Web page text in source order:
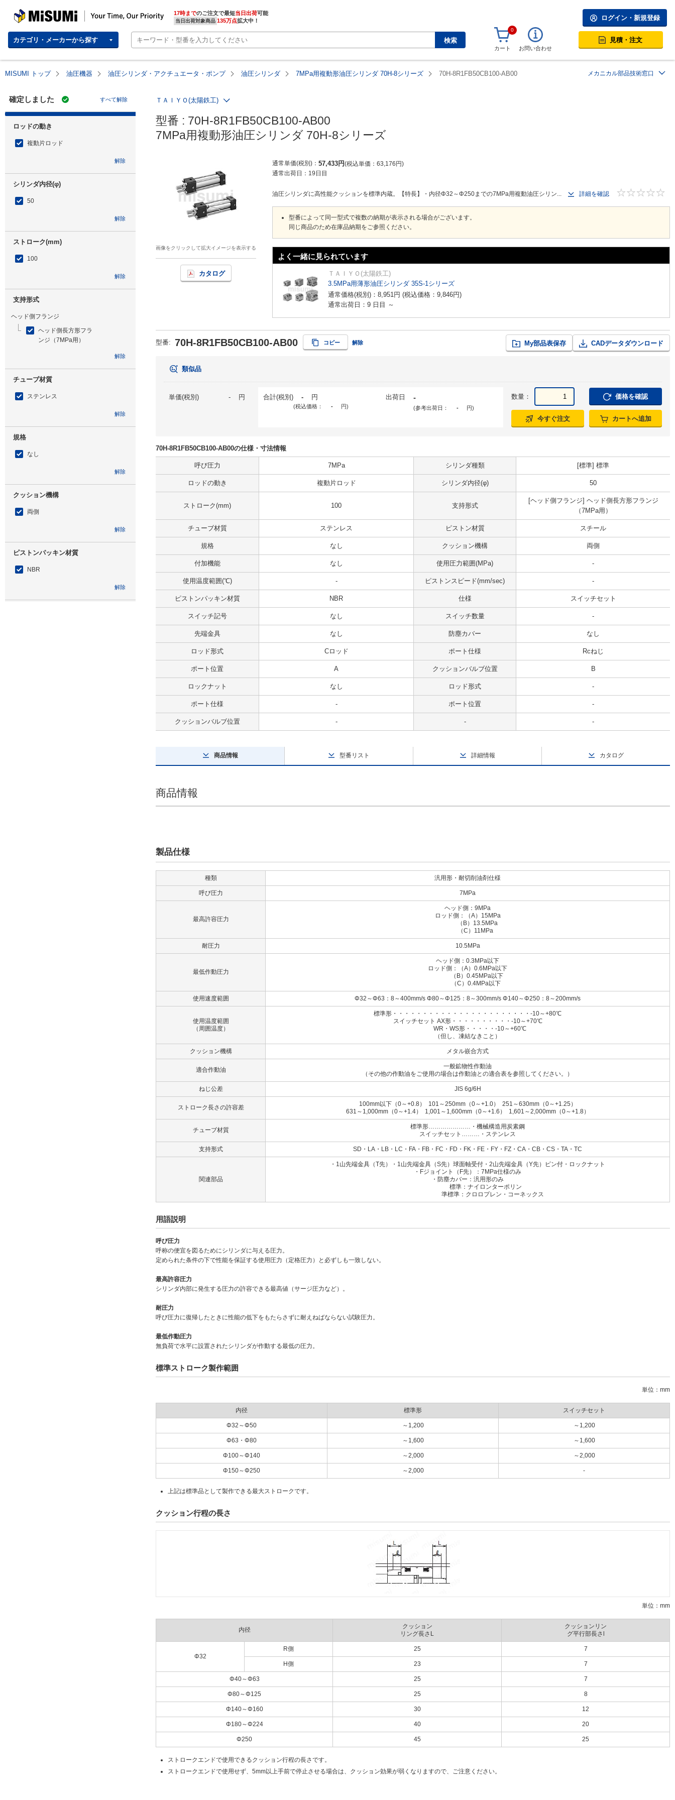
MISUMI | Your Time, Our Priority 17時までのご注文で最短当日出荷
当日出荷対象商品 135万点拡大中！
カテゴリ・メーカーから探す 検索
ログイン・新規登録
0
カート お問い合わせ
見積・注文
MISUMI トップ 油圧機器 油圧シリンダ・アクチュエータ・ポンプ 油圧シリンダ 7MPa用複動形油圧シリンダ 70H-8シリーズ 70H-8R1FB50CB100-AB00 メカニカル部品技術窓口
確定しました すべて解除
ロッドの動き
複動片ロッド
解除
シリンダ内径(φ)
50
解除
ストローク(mm)
100
解除
支持形式
ヘッド側フランジ
ヘッド側長方形フラ
ンジ（7MPa用）
解除
チューブ材質
ステンレス
解除
規格
なし
解除
クッション機構
両側
解除
ピストンパッキン材質
NBR
解除
ＴＡＩＹＯ(太陽鉄工)
型番 : 70H-8R1FB50CB100-AB00
7MPa用複動形油圧シリンダ 70H-8シリーズ
画像をクリックして拡大イメージを表示する
カタログ
通常単価(税別) 57,433円 税込単価 63,176円
通常出荷日： 19日目
油圧シリンダに高性能クッションを標準内蔵。【特長】・内径Φ32～Φ250までの7MPa用複動油圧シリン... 詳細を確認
型番によって同一型式で複数の納期が表示される場合がございます。
同じ商品のため在庫品納期をご参照ください。
よく一緒に見られています
ＴＡＩＹＯ(太陽鉄工)
3.5MPa用薄形油圧シリンダ 35S-1シリーズ
通常価格(税別)： 8,951円 (税込価格： 9,846円)
通常出荷日：9 日目 ～
型番: 70H-8R1FB50CB100-AB00 コピー 解除 My部品表保存 CADデータダウンロード
類似品
単価(税別) - 円 合計(税別) - 円
(税込価格： - 円)
出荷日 -
(参考出荷日： - 円)
数量： 価格を確認
今すぐ注文 カートへ追加
70H-8R1FB50CB100-AB00の仕様・寸法情報
呼び圧力 7MPa シリンダ種類 [標準] 標準
ロッドの動き 複動片ロッド シリンダ内径(φ) 50
ストローク(mm) 100 支持形式
[ヘッド側フランジ] ヘッド側長方形フランジ
（7MPa用）
チューブ材質 ステンレス ピストン材質 スチール
規格 なし クッション機構 両側
付加機能 なし 使用圧力範囲(MPa) -
使用温度範囲(℃) - ピストンスピード(mm/sec) -
ピストンパッキン材質 NBR 仕様 スイッチセット
スイッチ記号 なし スイッチ数量 -
先端金具 なし 防塵カバー なし
ロッド形式 Cロッド ポート仕様 Rcねじ
ポート位置 A クッションバルブ位置 B
ロックナット なし ロッド形式 -
ポート仕様 - ポート位置 -
クッションバルブ位置 - - -
商品情報 型番リスト 詳細情報 カタログ
商品情報
製品仕様
種類 汎用形・耐切削油剤仕様
呼び圧力 7MPa
最高許容圧力
ヘッド側：9MPa
ロッド側：（A）15MPa
（B）13.5MPa
（C）11MPa
耐圧力 10.5MPa
最低作動圧力
ヘッド側：0.3MPa以下
ロッド側：（A）0.6MPa以下
（B）0.45MPa以下
（C）0.4MPa以下
使用速度範囲 Φ32～Φ63：8～400mm/s Φ80～Φ125：8～300mm/s Φ140～Φ250：8～200mm/s
使用温度範囲
（周囲温度）
標準形・・・・・・・・・・・・・・・・・・・・・・・-10～+80℃
スイッチセット AX形・・・・・・・・・・-10～+70℃
WR・WS形・・・・・-10～+60℃
（但し、凍結なきこと）
クッション機構 メタル嵌合方式
適合作動油
一般鉱物性作動油
（その他の作動油をご使用の場合は作動油との適合表を参照してください。）
ねじ公差 JIS 6g/6H
ストローク長さの許容差
100mm以下（0～+0.8） 101～250mm（0～+1.0） 251～630mm（0～+1.25）
631～1,000mm（0～+1.4） 1,001～1,600mm（0～+1.6） 1,601～2,000mm（0～+1.8）
チューブ材質
標準形…………………・機械構造用炭素鋼
スイッチセット………・ステンレス
支持形式 SD・LA・LB・LC・FA・FB・FC・FD・FK・FE・FY・FZ・CA・CB・CS・TA・TC
関連部品
・1山先端金具（T先）・1山先端金具（S先）球面軸受付・2山先端金具（Y先）ピン付・ロックナット
・Fジョイント（F先）：7MPa仕様のみ
・防塵カバー：汎用形のみ
標準：ナイロンターポリン
準標準：クロロプレン・コーネックス
用語説明
呼び圧力
呼称の便宜を図るためにシリンダに与える圧力。
定められた条件の下で性能を保証する使用圧力（定格圧力）と必ずしも一致しない。
最高許容圧力
シリンダ内部に発生する圧力の許容できる最高値（サージ圧力など）。
耐圧力
呼び圧力に復帰したときに性能の低下をもたらさずに耐えねばならない試験圧力。
最低作動圧力
無負荷で水平に設置されたシリンダが作動する最低の圧力。
標準ストローク製作範囲
単位：mm
内径 標準形 スイッチセット
Φ32～Φ50 ～1,200 ～1,200
Φ63・Φ80 ～1,600 ～1,600
Φ100～Φ140 ～2,000 ～2,000
Φ150～Φ250 ～2,000 -
上記は標準品として製作できる最大ストロークです。
クッション行程の長さ
単位：mm
内径
クッション
リング長さL
クッションリン
グ平行部長さl
Φ32
R側 25 7
H側 23 7
Φ40～Φ63 25 7
Φ80～Φ125 25 8
Φ140～Φ160 30 12
Φ180～Φ224 40 20
Φ250 45 25
ストロークエンドで使用できるクッション行程の長さです。
ストロークエンドで使用せず、5mm以上手前で停止させる場合は、クッション効果が弱くなりますので、ご注意ください。